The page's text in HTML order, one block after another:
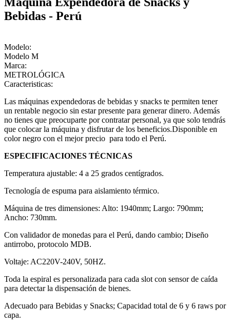
Bebidas - Perú
Modelo:
Modelo M
Marca:
METROLÓGICA
Caracteristicas:
Las máquinas expendedoras de bebidas y snacks te permiten tener
un rentable negocio sin estar presente para generar dinero. Además
no tienes que preocuparte por contratar personal, ya que solo tendrás
que colocar la máquina y disfrutar de los beneficios.Disponible en
color negro con el mejor precio para todo el Perú.
ESPECIFICACIONES TÉCNICAS
Temperatura ajustable: 4 a 25 grados centígrados.
Tecnología de espuma para aislamiento térmico.
Máquina de tres dimensiones: Alto: 1940mm; Largo: 790mm;
Ancho: 730mm.
Con validador de monedas para el Perú, dando cambio; Diseño
antirrobo, protocolo MDB.
Voltaje: AC220V-240V, 50HZ.
Toda la espiral es personalizada para cada slot con sensor de caída
para detectar la dispensación de bienes.
Adecuado para Bebidas y Snacks; Capacidad total de 6 y 6 raws por
capa.